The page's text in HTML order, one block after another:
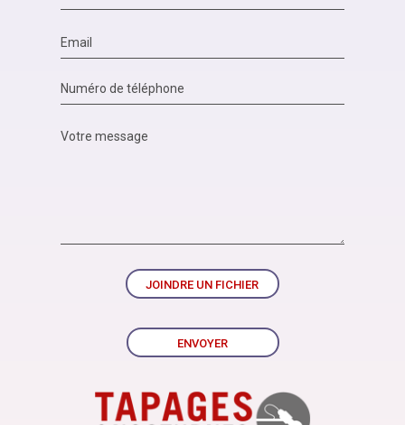
JOINDRE UN FICHIER
ENVOYER